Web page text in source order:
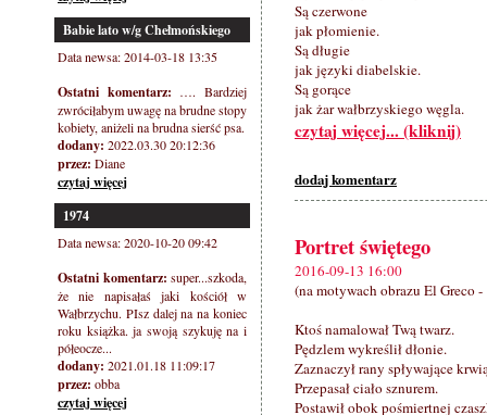
Babie lato w/g Chełmońskiego
Data newsa: 2014-03-18 13:35
Ostatni komentarz: …. Bardziej
zwróciłabym uwagę na brudne stopy
kobiety, aniżeli na brudna sierść psa.
dodany: 2022.03.30 20:12:36
przez: Diane
czytaj więcej
1974
Data newsa: 2020-10-20 09:42
Ostatni komentarz: super...szkoda,
że nie napisałaś jaki kościół w
Wałbrzychu. PIsz dalej na na koniec
roku książka. ja swoją szykuję na i
półeocze...
dodany: 2021.01.18 11:09:17
przez: obba
czytaj więcej
Są czerwone
jak płomienie.
Są długie
jak języki diabelskie.
Są gorące
jak żar wałbrzyskiego węgla.
czytaj więcej... (kliknij)
dodaj komentarz
Portret świętego
2016-09-13 16:00
(na motywach obrazu El Greco
Ktoś namalował Twą twarz.
Pędzlem wykreślił dłonie.
Zaznaczył rany spływające
Przepasał ciało sznurem.
Postawił obok pośmiertnej